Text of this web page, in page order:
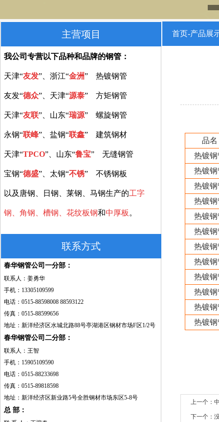
1
主营项目
我公司专营以下品种和品牌的钢管：
天津“友发”、浙江“金洲” 热镀钢管
友发“德众”、天津“源泰” 方矩钢管
天津“友联”、山东“瑞源” 螺旋钢管
永钢“联峰”、盐钢“联鑫” 建筑钢材
天津“TPCO”、山东“鲁宝” 无缝钢管
宝钢“德盛”、太钢“不锈” 不锈钢板
以及唐钢、日钢、莱钢、马钢生产的工字
钢、角钢、槽钢、花纹板钢和中厚板 。
联系方式
春华钢管公司一分部：
联系人：姜勇华
手机：13305109599
电话：0515-88598008 88593122
传真：0515-88599656
地址：新洋经济区水城北路88号亭湖港区钢材市场F区1/2号
春华钢管公司二分部：
联系人：王智
手机：15905109590
电话：0515-88233698
传真：0515-89818598
地址：新洋经济区新业路5号全胜钢材市场东区5-8号
总 部：
首页-产品展
品名
热镀
热镀
热镀
热镀
热镀
热镀
热镀
热镀
热镀
热镀
热镀
热镀
上一个：
下一个：